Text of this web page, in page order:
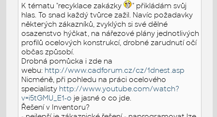
K tématu "recyklace zakázky
" přikládám svůj
hlas. To snad každý tvůrce zažil. Navíc požadavky
některých zákazníků, zvyklých si své dělné
osazenstvo hýčkat, na nářezové plány jednotlivých
profilů ocelových konstrukcí, drobné zarudnutí očí
občas způsobí.
Drobná pomůcka i zde na
webu: http://www.cadforum.cz/cz/1dnest.asp
Nicméně, při pohledu na práci ocelového
specialisty http://www.youtube.com/watch?
v=i5tGMU_E1-o je jasné o co jde.
Řešení v Inventoru?